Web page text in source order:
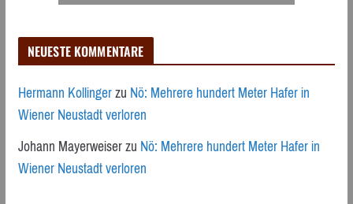
NEUESTE KOMMENTARE
Hermann KollingerzuNö: Mehrere hundert Meter Hafer in
Wiener Neustadt verloren
Johann MayerweiserzuNö: Mehrere hundert Meter Hafer in
Wiener Neustadt verloren